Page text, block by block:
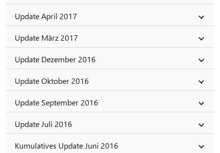
Update April 2017
Update März 2017
Update Dezember 2016
Update Oktober 2016
Update September 2016
Update Juli 2016
Kumulatives Update Juni 2016